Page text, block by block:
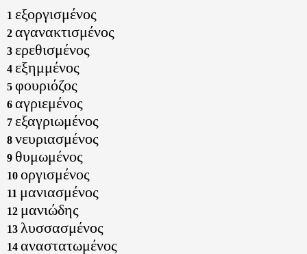
1 εξοργισμένος
2 αγανακτισμένος
3 ερεθισμένος
4 εξημμένος
5 φουριόζος
6 αγριεμένος
7 εξαγριωμένος
8 νευριασμένος
9 θυμωμένος
10 οργισμένος
11 μανιασμένος
12 μανιώδης
13 λυσσασμένος
14 αναστατωμένος